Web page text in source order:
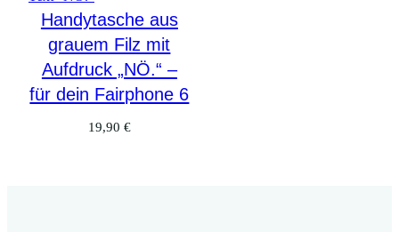
Handytasche aus
grauem Filz mit
Aufdruck „NÖ.“ –
für dein Fairphone 6
19,90 €